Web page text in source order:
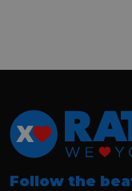
Follow the